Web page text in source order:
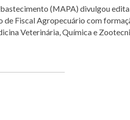
(MAPA) divulgou
de Fiscal Agropecuário com
Veterinária, Química e